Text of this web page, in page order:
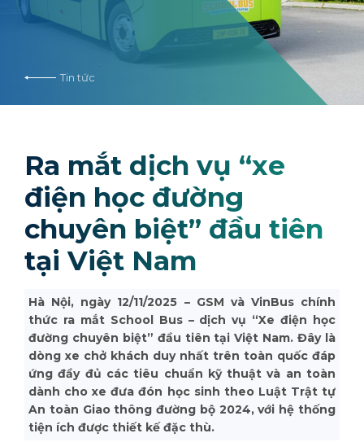
Tin tức
Ra mắt dịch vụ “xe
điện học đường
chuyên biệt” đầu tiên
tại Việt Nam
Hà Nội, ngày 12/11/2025 – GSM và VinBus chính
thức ra mắt School Bus – dịch vụ “Xe điện học
đường chuyên biệt” đầu tiên tại Việt Nam. Đây là
dòng xe chở khách duy nhất trên toàn quốc đáp
ứng đầy đủ các tiêu chuẩn kỹ thuật và an toàn
dành cho xe đưa đón học sinh theo Luật Trật tự
An toàn Giao thông đường bộ 2024, với hệ thống
tiện ích được thiết kế đặc thù.